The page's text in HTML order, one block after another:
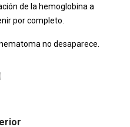
de la hemoglobina a
por completo.
no desaparece.